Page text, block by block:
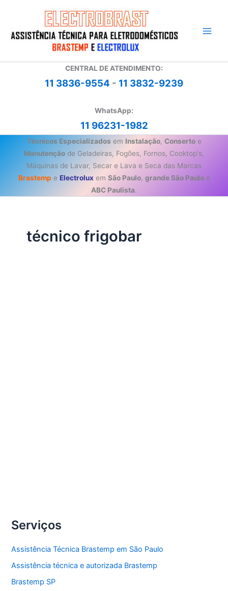
conteúdo
CENTRAL DE ATENDIMENTO:
11 3836-9554 - 11 3832-9239
WhatsApp:
11 96231-1982
Técnicos Especializados em Instalação, Consertoe
Manutenção de Geladeiras, Fogões, Fornos, Cooktop's,
Máquinas de Lavar, Secar e Lava e Seca das Marcas
Brastemp e Electroluxem São Paulo, grande São Pauloe
ABC Paulista.
técnico frigobar
Serviços
Assistência Técnica Brastemp em São Paulo
Assistência técnica e autorizada Brastemp
Brastemp SP